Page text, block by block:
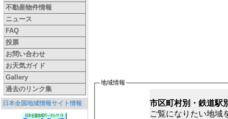
不動産物件情報
ニュース
FAQ
投票
お問い合わせ
お天気ガイド
Gallery
過去のリンク集
日本全国地域情報サイト情報
地域情報
市区町村別・鉄道駅
ご覧になりたい地域